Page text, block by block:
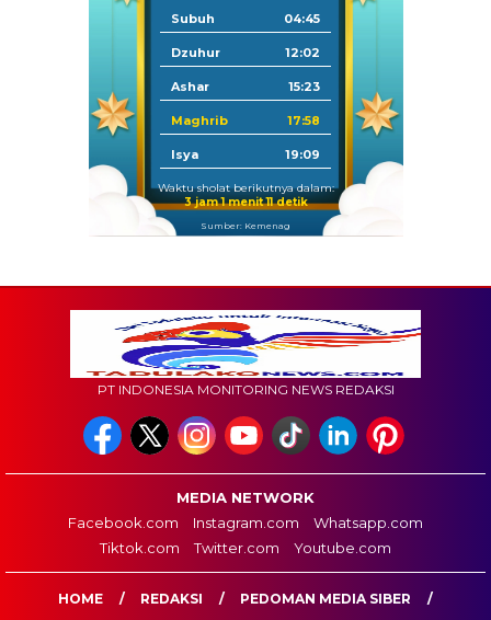
Subuh 04:45
Dzuhur 12:02
Ashar 15:23
Maghrib 17:58
Isya 19:09
Waktu sholat berikutnya dalam:
3 jam 1 menit 10 detik
Sumber: Kemenag
PT INDONESIA MONITORING NEWS REDAKSI
MEDIA NETWORK
Facebook.com
Instagram.com
Whatsapp.com
Tiktok.com
Twitter.com Youtube.com
HOME REDAKSI
PEDOMAN MEDIA SIBER